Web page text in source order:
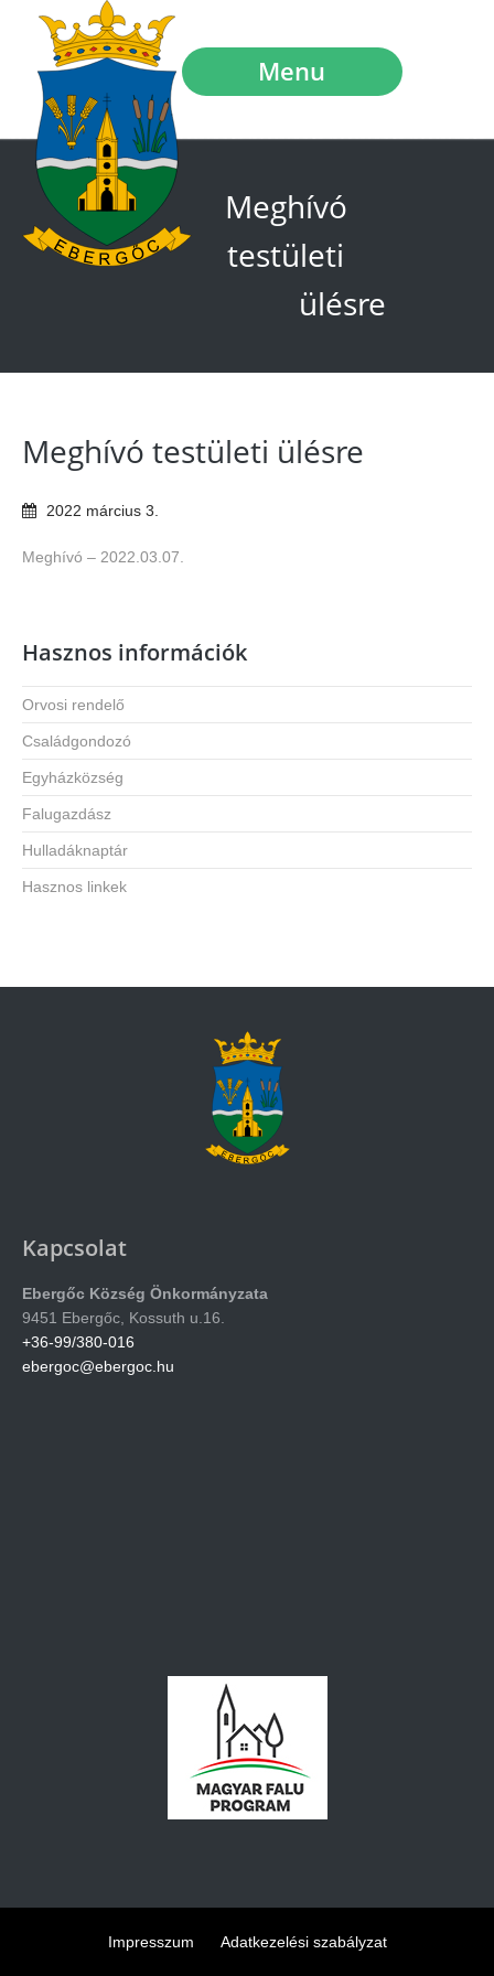
Menu
Meghívó
testületi
ülésre
Meghívó testületi ülésre
2022 március 3
Meghívó – 2022.03.07.
Hasznos információk
Orvosi rendelő
Családgondozó
Egyházközség
Falugazdász
Hulladáknaptár
Hasznos linkek
Kapcsolat
Ebergőc Község Önkormányzata
9451 Ebergőc, Kossuth u.16.
+36-99/380-016
ebergoc@ebergoc.hu
Impresszum Adatkezelési szabályzat